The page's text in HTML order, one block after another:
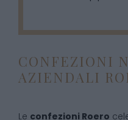
CONFEZIONI
AZIENDALI
Le confezioni Roero